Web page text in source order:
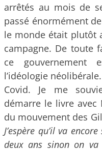
arrêtés au mois de
passé énormément
le monde était plutôt
campagne. De toute
ce
l’idéologie
Covid. Je me
démarre le livre
du mouvement des
J’espère qu’il va
deux ans sinon on